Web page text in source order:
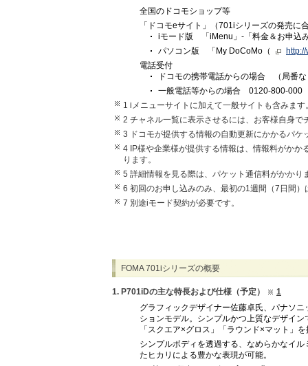
全国のドコモショップ等
「ドコモeサイト」（701iシリーズの発売に
iモード版 「iMenu」-「料金＆お申込
パソコン版 「My DoCoMo（
電話受付
ドコモの携帯電話からの場合 （局番
一般電話等からの場合 0120-800-000
1 iメニューサイトに加えて一般サイトも含みます
2 チャネル一覧に表示させるには、お客様自身で
3 ドコモが提供する情報の自動更新にかかるパ
4 IP様や企業様が提供する情報は、情報料がか
ります。
5 詳細情報を見る際は、パケット通信料がかかり
6 初回のお申し込みのみ、最初の1週間（7日間
7 別途iモード契約が必要です。
FOMA 701iシリーズの概要
1. P701iDの主な特長および仕様（予定）
1
グラフィックデザイナー佐藤卓氏、パナソ
ションモデル。シンプルかつ上質なデザイ
「スクエア×グロス」「ラウンド×マット」
シンプルボディを透過する、なめらかなイ
たヒカリによる豊かな表現が可能。